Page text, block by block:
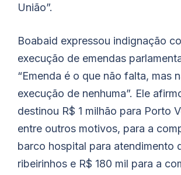
União”.
Boabaid expressou indignação
execução de emendas
“Emenda é o que não falta, mas
execução de nenhuma”. Ele
destinou R$ 1 milhão para Porto
entre outros motivos, para a
barco hospital para atendimento
ribeirinhos e R$ 180 mil para a